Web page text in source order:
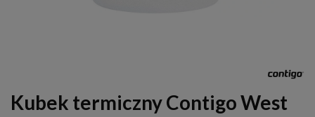
Kubek termiczny Contigo West